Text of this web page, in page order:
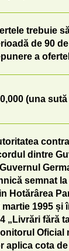
trebuie
de 90
a
(una
dintre
semnat
Hotărârea
martie 1995 și
„Livrări fără
Oficial
aplica cota